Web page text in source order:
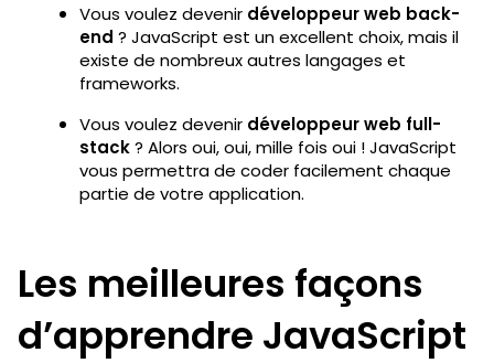
Vous voulez devenir développeur web back-
end ? JavaScript est un excellent choix, mais il
existe de nombreux autres langages et
frameworks.
Vous voulez devenir développeur web full-
stack? Alors oui, oui, mille fois oui ! JavaScript
vous permettra de coder facilement chaque
partie de votre application.
Les meilleures façons
d’apprendre JavaScript